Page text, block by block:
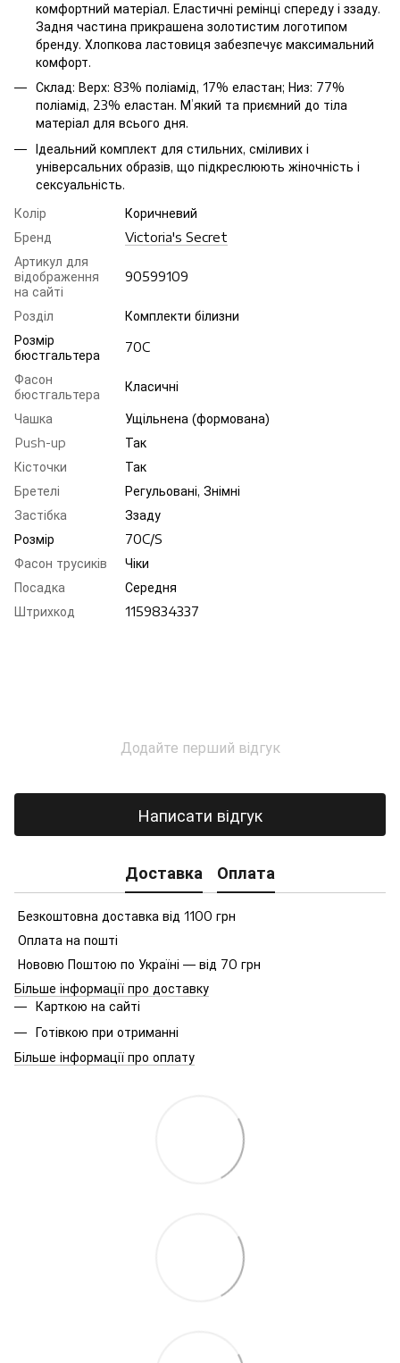
комфортний матеріал. Еластичні ремінці спереду і ззаду.
Задня частина прикрашена золотистим логотипом
бренду. Хлопкова ластовиця забезпечує максимальний
комфорт.
Склад: Верх: 83% поліамід, 17% еластан; Низ: 77%
поліамід, 23% еластан. М’який та приємний до тіла
матеріал для всього дня.
Ідеальний комплект для стильних, сміливих і
універсальних образів, що підкреслюють жіночність і
сексуальність.
Колір
Коричневий
Бренд
Victoria's Secret
Артикул для
відображення
на сайті
90599109
Розділ
Комплекти білизни
Розмір
бюстгальтера
70C
Фасон
бюстгальтера
Класичні
Чашка
Ущільнена (формована)
Push-up
Так
Кісточки
Так
Бретелі
Регульовані, Знімні
Застібка
Ззаду
Розмір
70C/S
Фасон трусиків
Чіки
Посадка
Середня
Штрихкод
1159834337
Додайте перший відгук
Написати відгук
Доставка Оплата
Безкоштовна доставка від 1100 грн
Оплата на пошті
Нововю Поштою по Україні — від 70 грн
Більше інформації про доставку
Карткою на сайті
Готівкою при отриманні
Більше інформації про оплату